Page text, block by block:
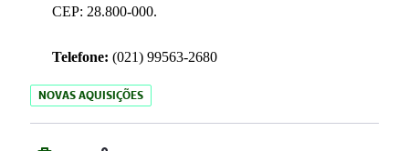
CEP: 28.800-000.
Telefone: (021) 99563-2680
NOVAS AQUISIÇÕES